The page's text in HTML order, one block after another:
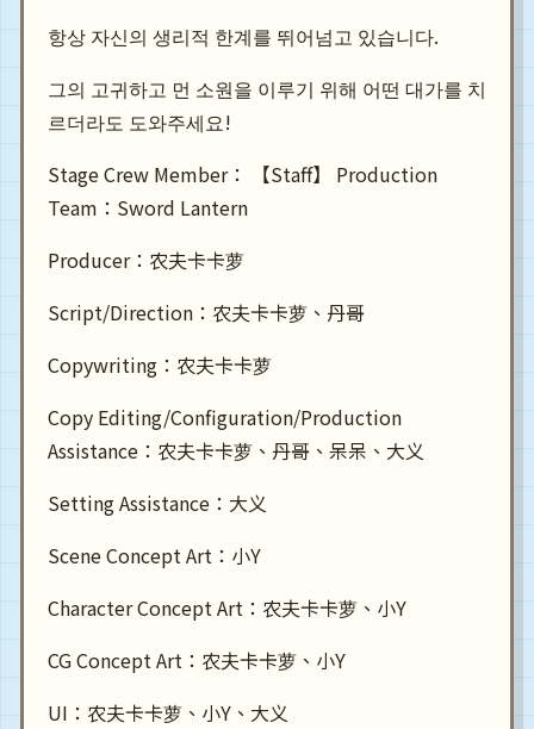
항상 자신의 생리적 한계를 뛰어넘고 있습니다.
그의 고귀하고 먼 소원을 이루기 위해 어떤 대가를 치
르더라도 도와주세요!
Stage Crew Member： 【Staff】 Production
Team：Sword Lantern
Producer：农夫卡卡萝
Script/Direction：农夫卡卡萝、丹哥
Copywriting：农夫卡卡萝
Copy Editing/Configuration/Production
Assistance：农夫卡卡萝、丹哥、呆呆、大义
Setting Assistance：大义
Scene Concept Art：小Y
Character Concept Art：农夫卡卡萝、小Y
CG Concept Art：农夫卡卡萝、小Y
UI：农夫卡卡萝、小Y、大义